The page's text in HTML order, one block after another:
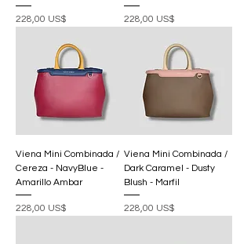
Precio
228,00 US$ Precio
228,00 US$
Viena Mini Combinada /
Cereza - NavyBlue -
Amarillo Ambar
Precio
228,00 US$
Viena Mini Combinada /
Dark Caramel - Dusty
Blush - Marfil
Precio
228,00 US$